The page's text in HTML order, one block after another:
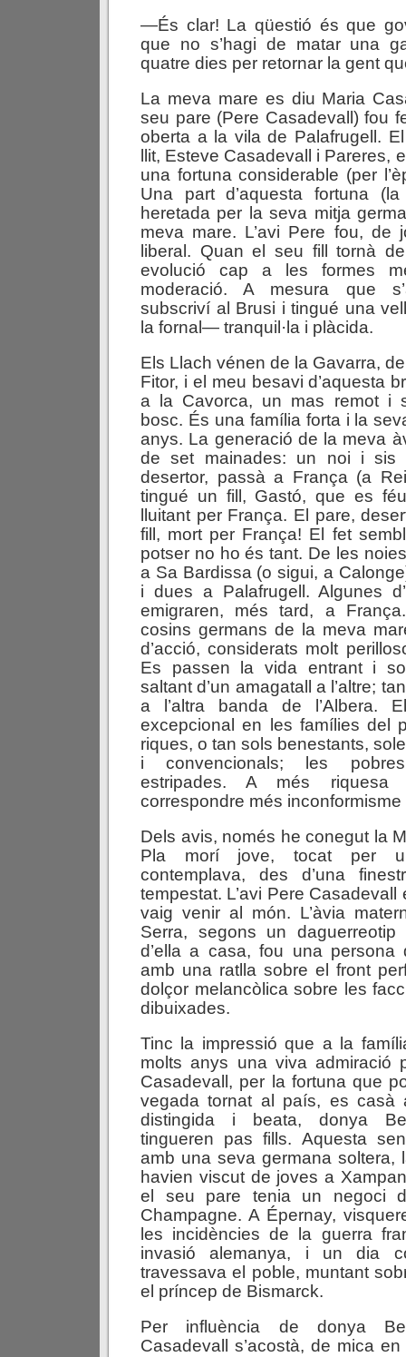
—És clar! La qüestió és que
que no s’hagi de matar una
quatre dies per retornar la gent
La meva mare es diu Maria
seu pare (Pere Casadevall) fou
oberta a la vila de Palafrugell.
llit, Esteve Casadevall i Pareres,
una fortuna considerable (per
Una part d’aquesta fortuna
heretada per la seva mitja
meva mare. L’avi Pere fou, de
liberal. Quan el seu fill tornà
evolució cap a les formes
moderació. A mesura que
subscriví al Brusi i tingué una
la fornal— tranquil·la i plàcida.
Els Llach vénen de la Gavarra,
Fitor, i el meu besavi d’aquesta
a la Cavorca, un mas remot i
bosc. És una família forta i la
anys. La generació de la meva
de set mainades: un noi i sis
desertor, passà a França (a
tingué un fill, Gastó, que es
lluitant per França. El pare,
fill, mort per França! El fet
potser no ho és tant. De les
a Sa Bardissa (o sigui, a
i dues a Palafrugell. Algunes
emigraren, més tard, a
cosins germans de la meva
d’acció, considerats molt
Es passen la vida entrant i
saltant d’un amagatall a l’altre;
a l’altra banda de l’Albera.
excepcional en les famílies del
riques, o tan sols benestants,
i convencionals; les
estripades. A més riquesa
correspondre més inconformisme
Dels avis, només he conegut la
Pla morí jove, tocat per
contemplava, des d’una
tempestat. L’avi Pere Casadevall
vaig venir al món. L’àvia
Serra, segons un
d’ella a casa, fou una persona
amb una ratlla sobre el front
dolçor melancòlica sobre les
dibuixades.
Tinc la impressió que a la
molts anys una viva admiració
Casadevall, per la fortuna que
vegada tornat al país, es casà
distingida i beata, donya
tingueren pas fills. Aquesta
amb una seva germana soltera,
havien viscut de joves a
el seu pare tenia un negoci
Champagne. A Épernay,
les incidències de la guerra
invasió alemanya, i un dia
travessava el poble, muntant
el príncep de Bismarck.
Per influència de donya
Casadevall s’acostà, de mica en